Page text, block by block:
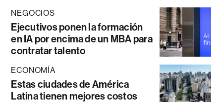
NEGOCIOS
Ejecutivos ponen la formación
en IA por encima de un MBA para
contratar talento
ECONOMÍA
Estas ciudades de América
Latina tienen mejores costos